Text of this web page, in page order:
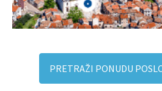
PRETRAŽI PONUDU